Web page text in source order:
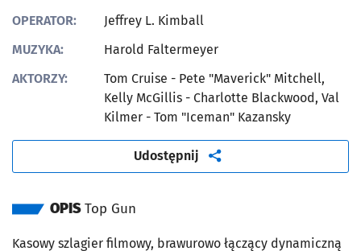
OPERATOR:
Jeffrey L. Kimball
MUZYKA:
Harold Faltermeyer
AKTORZY:
Tom Cruise - Pete "Maverick" Mitchell,
Kelly McGillis - Charlotte Blackwood, Val
Kilmer - Tom "Iceman" Kazansky
Udostępnij artykuł
OPISTop Gun
Kasowy szlagier filmowy, brawurowo łączący dynamiczną